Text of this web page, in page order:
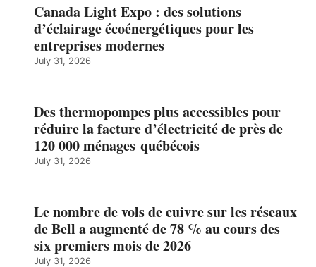
Canada Light Expo : des solutions
d’éclairage écoénergétiques pour les
entreprises modernes
July 31, 2026
Des thermopompes plus accessibles pour
réduire la facture d’électricité de près de
120 000 ménages québécois
July 31, 2026
Le nombre de vols de cuivre sur les réseaux
de Bell a augmenté de 78 % au cours des
six premiers mois de 2026
July 31, 2026